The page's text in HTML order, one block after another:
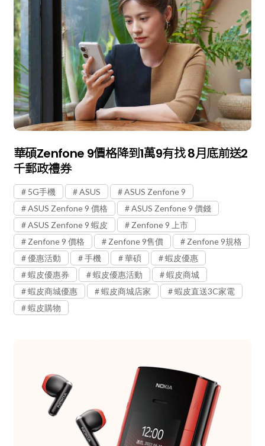
華碩Zenfone 9價格降到1萬9有找 8月底前送2
千郵政禮券
5G手機 ASUS
ASUS Zenfone 9
ASUS Zenfone 9 價格
ASUS Zenfone 9 價錢
ASUS Zenfone 9 蝦皮
Zenfone 9 上市
Zenfone 9 價格
Zenfone 9售價
Zenfone 9規格
優惠活動
手機 華碩
蝦皮優惠
蝦皮優惠券
蝦皮優惠活動
蝦皮商城
蝦皮商城優惠
蝦皮商城店家
蝦皮直送3C家電
蝦皮購物